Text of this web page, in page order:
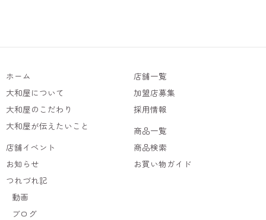
ホーム
大和屋について
大和屋のこだわり
大和屋が伝えたいこと
店舗イベント
お知らせ
つれづれ記
動画
ブログ
店舗一覧
加盟店募集
採用情報
商品一覧
商品検索
お買い物ガイド